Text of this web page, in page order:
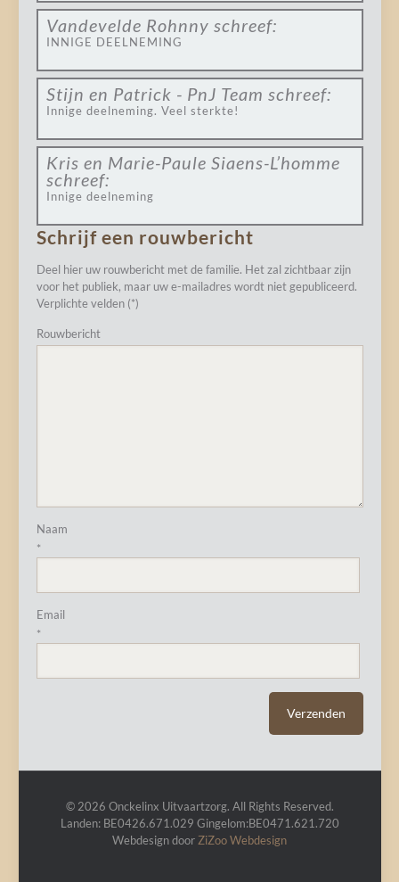
Vandevelde Rohnny schreef:
INNIGE DEELNEMING
Stijn en Patrick - PnJ Team schreef:
Innige deelneming. Veel sterkte!
Kris en Marie-Paule Siaens-L’homme
schreef:
Innige deelneming
Schrijf een rouwbericht
Deel hier uw rouwbericht met de familie. Het zal zichtbaar zijn
voor het publiek, maar uw e-mailadres wordt niet gepubliceerd.
Verplichte velden (*)
Rouwbericht
Naam
*
Email
*
© 2026 Onckelinx Uitvaartzorg. All Rights Reserved.
Landen: BE0426.671.029 Gingelom:BE0471.621.720
Webdesign door ZiZooWebdesign